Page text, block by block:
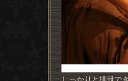
しっかりと排泄で